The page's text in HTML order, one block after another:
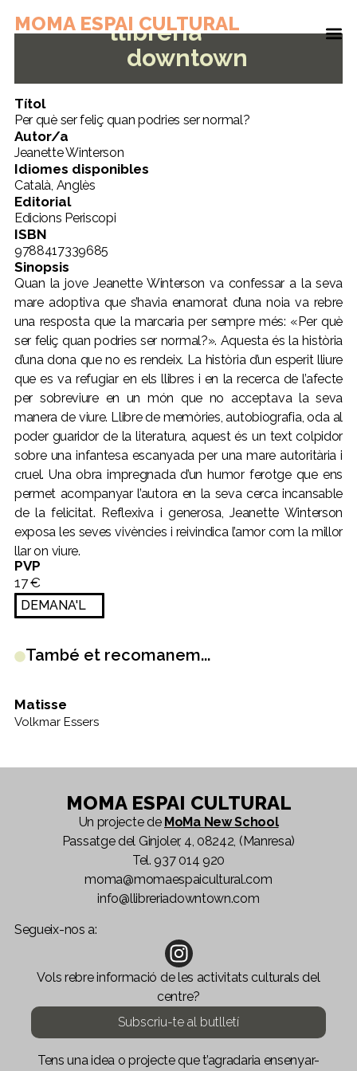
MOMA ESPAI CULTURAL
llibreria
downtown
Títol
Per què ser feliç quan podries ser normal?
Autor/a
Jeanette Winterson
Idiomes disponibles
Català, Anglès
Editorial
Edicions Periscopi
ISBN
9788417339685
Sinopsis
Quan la jove Jeanette Winterson va confessar a la seva
mare adoptiva que s’havia enamorat d’una noia va rebre
una resposta que la marcaria per sempre més: «Per què
ser feliç quan podries ser normal?». Aquesta és la història
d’una dona que no es rendeix. La història d’un esperit lliure
que es va refugiar en els llibres i en la recerca de l’afecte
per sobreviure en un món que no acceptava la seva
manera de viure. Llibre de memòries, autobiografia, oda al
poder guaridor de la literatura, aquest és un text colpidor
sobre una infantesa escanyada per una mare autoritària i
cruel. Una obra impregnada d’un humor ferotge que ens
permet acompanyar l’autora en la seva cerca incansable
de la felicitat. Reflexiva i generosa, Jeanette Winterson
exposa les seves vivències i reivindica l’amor com la millor
llar on viure.
PVP
17 €
DEMANA'L
També et recomanem...
Matisse
Volkmar Essers
MOMA ESPAI CULTURAL
Un projecte de MoMa New School
Passatge del Ginjoler, 4, 08242, (Manresa)
Tel. 937 014 920
moma@momaespaicultural.com
info@llibreriadowntown.com
Segueix-nos a:
Vols rebre informació de les activitats culturals del
centre?
Subscriu-te al butlletí
Tens una idea o projecte que t’agradaria ensenyar-